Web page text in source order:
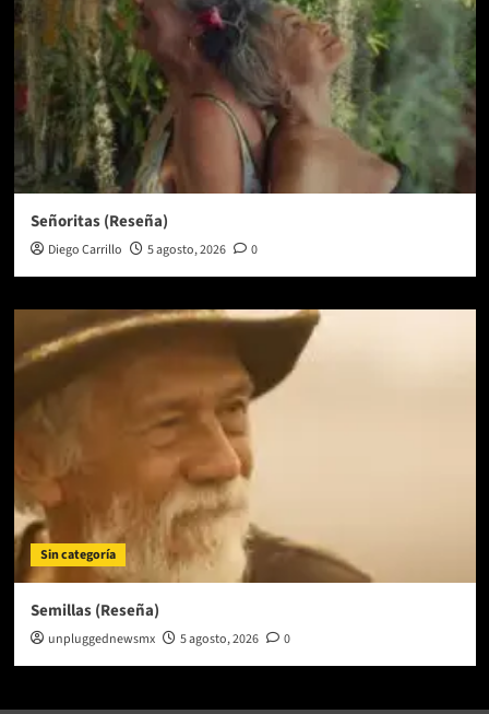
Señoritas (Reseña)
Diego Carrillo 5 agosto, 2026 0
Sin categoría
Semillas (Reseña)
unpluggednewsmx 5 agosto, 2026 0